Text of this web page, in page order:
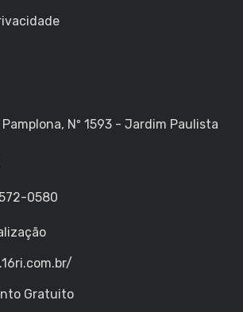
Pamplona, Nº 1593 - Jardim Paulista
0580
Gratuito